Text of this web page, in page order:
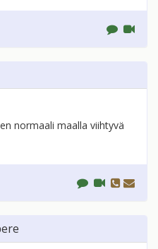
normaali maalla viihtyvä